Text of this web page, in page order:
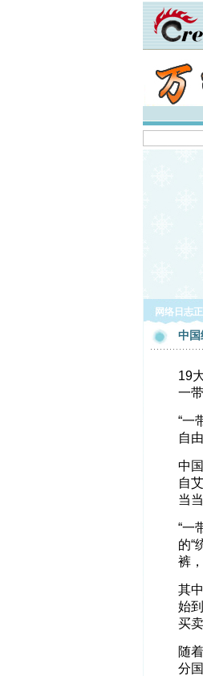
网络日志
中国
19
一
“一
自
中
自
当
“一
的“
裤
其
始
买
随
分